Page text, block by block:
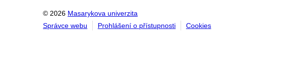
© 2026 Masarykova univerzita
Správce webu
Prohlášení o přístupnosti Cookies